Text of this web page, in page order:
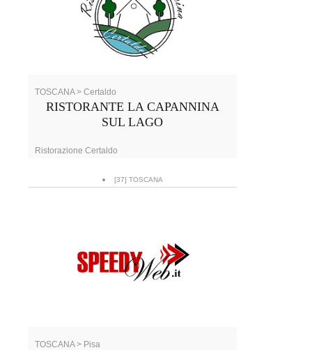
TOSCANA > Certaldo
RISTORANTE LA CAPANNINA
SUL LAGO
Ristorazione Certaldo
[37] TOSCANA
TOSCANA > Pisa